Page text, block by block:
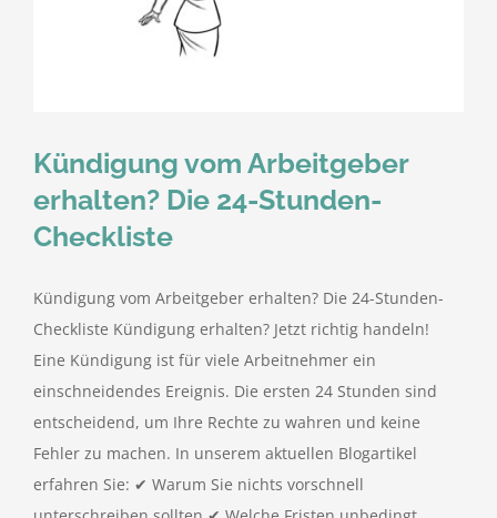
Kündigung vom Arbeitgeber
erhalten? Die 24-Stunden-
Checkliste
Kündigung vom Arbeitgeber erhalten? Die 24-Stunden-
Checkliste Kündigung erhalten? Jetzt richtig handeln!
Eine Kündigung ist für viele Arbeitnehmer ein
einschneidendes Ereignis. Die ersten 24 Stunden sind
entscheidend, um Ihre Rechte zu wahren und keine
Fehler zu machen. In unserem aktuellen Blogartikel
erfahren Sie: ✔ Warum Sie nichts vorschnell